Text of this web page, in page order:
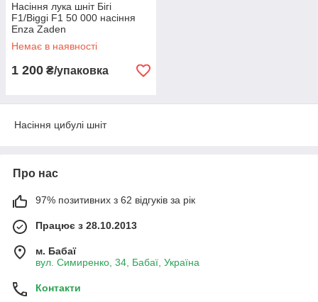
Насіння лука шніт Бігі
F1/Biggi F1 50 000 насіння
Enza Zaden
Немає в наявності
1 200 ₴/упаковка
Насіння цибулі шніт
Про нас
97% позитивних з 62 відгуків за рік
Працює з 28.10.2013
м. Бабаї
вул. Симиренко, 34, Бабаї, Україна
Контакти